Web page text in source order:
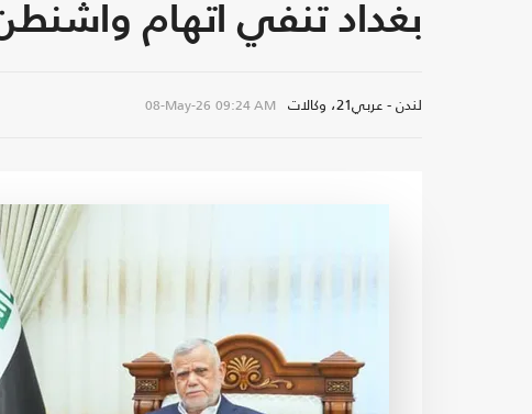
بغداد تنفي اتهام واشنطن
لندن - عربي21، وكالات 08-May-26 09:24 AM